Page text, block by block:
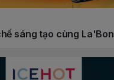
sáng tạo cùng La'Bon